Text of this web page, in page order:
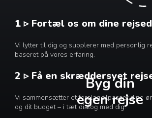
Byg din
egen rejse
1 ▹ Fortæl os om dine
Vi lytter til dig og supplerer med personlig
baseret på vores erfaring.
2 ▹ Få en skræddersyet
Vi sammensætter et forslag tilpasset dine
og dit budget – i tæt dialog med dig.